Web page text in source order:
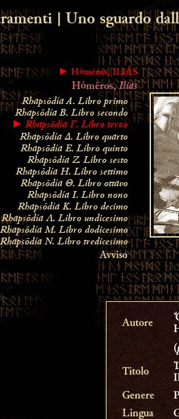
| Uno sguardo
► Hómēros, ILIÁS
Hómēros,Iliás
Rhapsōdía A. Libro primo
Rhapsōdía B. Libro secondo
► Rhapsōdía Γ. Libro terzo
Rhapsōdía Δ. Libro quarto
Rhapsōdía Ε. Libro quinto
Rhapsōdía Ζ. Libro sesto
Rhapsōdía Η. Libro settimo
Rhapsōdía Θ. Libro ottavo
Rhapsōdía Ι. Libro nono
Rhapsōdía Κ. Libro decimo
Rhapsōdía Λ. Libro undicesimo
Rhapsōdía Μ. Libro dodicesimo
RhapsōdíaΝ. Libro tredicesimo
Avviso
Autore
(
Titolo
Genere
Lingua